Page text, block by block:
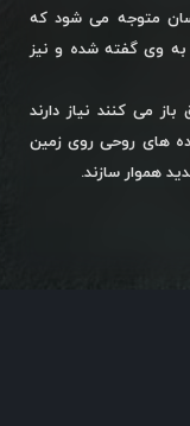
متوجه می شود که
به وی گفته شده و نیز
می کنند نیاز دارند
های روحی روی زمین
هموار سازند.